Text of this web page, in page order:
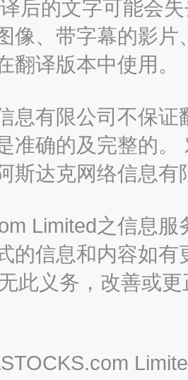
后的文字可能会
像、带字幕的影
翻译版本中使用。
息有限公司不保
准确的及完整的
斯达克网络信息
Limited之信息
的信息和内容如
此义务，改善或